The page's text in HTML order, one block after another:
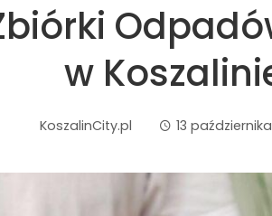
w
KoszalinCity.pl 13